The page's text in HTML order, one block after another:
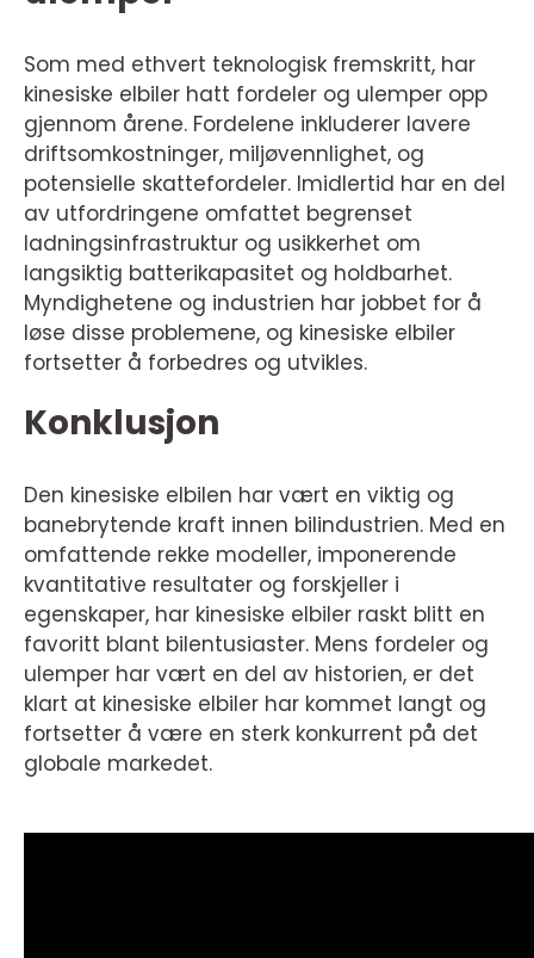
Som med ethvert teknologisk fremskritt, har
kinesiske elbiler hatt fordeler og ulemper opp
gjennom årene. Fordelene inkluderer lavere
driftsomkostninger, miljøvennlighet, og
potensielle skattefordeler. Imidlertid har en del
av utfordringene omfattet begrenset
ladningsinfrastruktur og usikkerhet om
langsiktig batterikapasitet og holdbarhet.
Myndighetene og industrien har jobbet for å
løse disse problemene, og kinesiske elbiler
fortsetter å forbedres og utvikles.
Konklusjon
Den kinesiske elbilen har vært en viktig og
banebrytende kraft innen bilindustrien. Med en
omfattende rekke modeller, imponerende
kvantitative resultater og forskjeller i
egenskaper, har kinesiske elbiler raskt blitt en
favoritt blant bilentusiaster. Mens fordeler og
ulemper har vært en del av historien, er det
klart at kinesiske elbiler har kommet langt og
fortsetter å være en sterk konkurrent på det
globale markedet.